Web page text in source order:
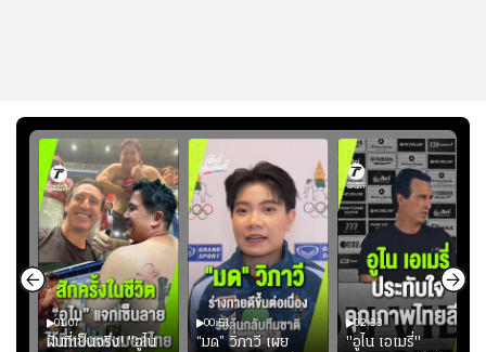
01:07
ฝันที่เป็นจริง! "อูไน
00:51
“มด” วิภาวี เผย
02:33
"อูไน เอเมรี่"